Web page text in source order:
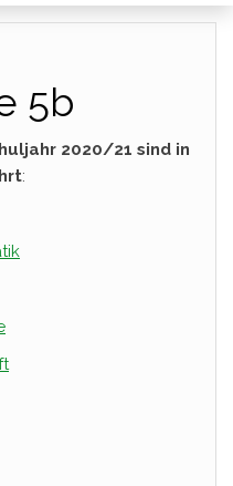
5b
2020/21 sind in
: